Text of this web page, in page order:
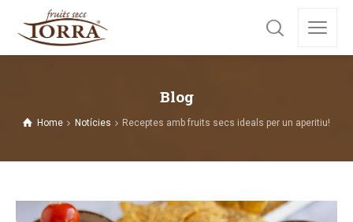
Blog
Home Notícies Receptes amb fruits secs ideals per un aperitiu!